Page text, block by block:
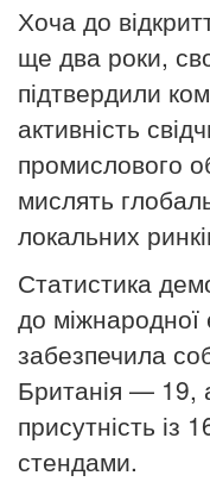
Хоча до
ще два роки,
підтвердили
активність
промислового
мислять
локальних
Статистика
до міжнародної
забезпечила
Британія — 19,
присутність із
стендами.